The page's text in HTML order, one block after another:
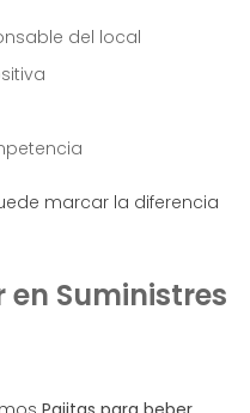
del local
marcar la diferencia
Suministres